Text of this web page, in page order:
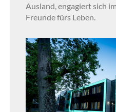
Ausland, engagiert sich
Freunde fürs Leben.